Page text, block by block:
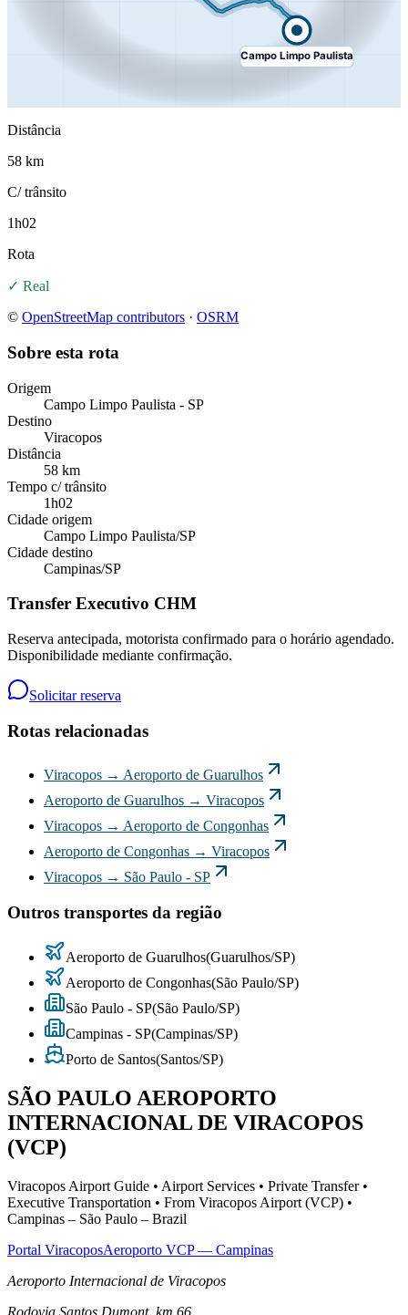
Campo Limpo Paulista
Distância
58 km
C/ trânsito
1h02
Rota
✓ Real
© OpenStreetMap contributors · OSRM
Sobre esta rota
Origem
Campo Limpo Paulista - SP
Destino
Viracopos
Distância
58 km
Tempo c/ trânsito
1h02
Cidade origem
Campo Limpo Paulista/SP
Cidade destino
Campinas/SP
Transfer Executivo CHM
Reserva antecipada, motorista confirmado para o horário agendado.
Disponibilidade mediante confirmação.
Solicitar reserva
Rotas relacionadas
Viracopos → Aeroporto de Guarulhos
Aeroporto de Guarulhos → Viracopos
Viracopos → Aeroporto de Congonhas
Aeroporto de Congonhas → Viracopos
Viracopos → São Paulo - SP
Outros transportes da região
Aeroporto de Guarulhos(Guarulhos/SP)
Aeroporto de Congonhas(São Paulo/SP)
São Paulo - SP(São Paulo/SP)
Campinas - SP(Campinas/SP)
Porto de Santos(Santos/SP)
SÃO PAULO AEROPORTO
INTERNACIONAL DE VIRACOPOS
(VCP)
Viracopos Airport Guide • Airport Services • Private Transfer •
Executive Transportation • From Viracopos Airport (VCP) •
Campinas – São Paulo – Brazil
Portal ViracoposAeroporto VCP — Campinas
Aeroporto Internacional de Viracopos
Rodovia Santos Dumont, km 66